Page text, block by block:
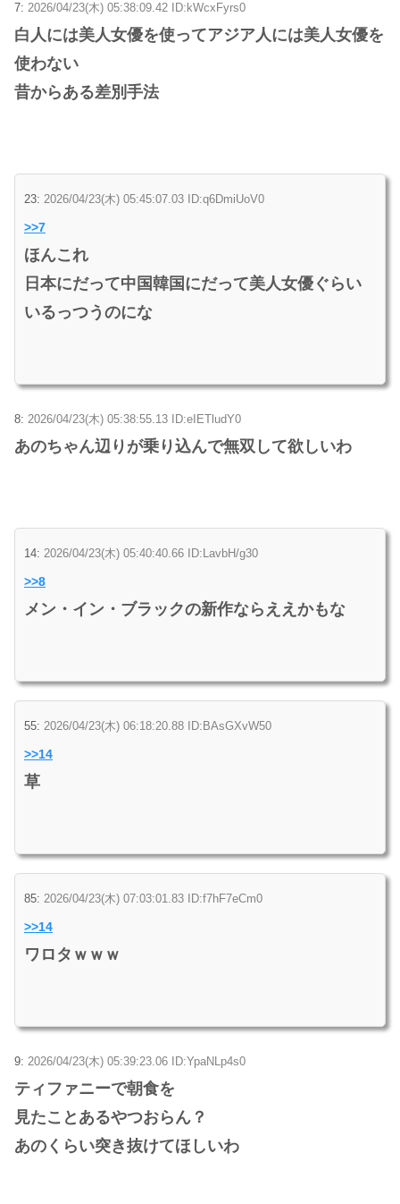
7: 2026/04/23(木) 05:38:09.42 ID:kWcxFyrs0
白人には美人女優を使ってアジア人には美人女優を
使わない
昔からある差別手法
23: 2026/04/23(木) 05:45:07.03 ID:q6DmiUoV0
>>7
ほんこれ
日本にだって中国韓国にだって美人女優ぐらい
いるっつうのにな
8: 2026/04/23(木) 05:38:55.13 ID:eIETludY0
あのちゃん辺りが乗り込んで無双して欲しいわ
14: 2026/04/23(木) 05:40:40.66 ID:LavbH/g30
>>8
メン・イン・ブラックの新作ならええかもな
55: 2026/04/23(木) 06:18:20.88 ID:BAsGXvW50
>>14
草
85: 2026/04/23(木) 07:03:01.83 ID:f7hF7eCm0
>>14
ワロタｗｗｗ
9: 2026/04/23(木) 05:39:23.06 ID:YpaNLp4s0
ティファニーで朝食を
見たことあるやつおらん？
あのくらい突き抜けてほしいわ